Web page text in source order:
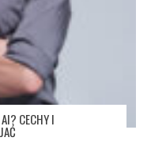
CECHY I